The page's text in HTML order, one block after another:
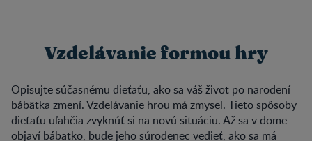
Vzdelávanie formou hry
Opisujte súčasnému dieťaťu, ako sa váš život po narodení
bábätka zmení. Vzdelávanie hrou má zmysel. Tieto spôsoby
dieťaťu uľahčia zvyknúť si na novú situáciu. Až sa v dome
objaví bábätko, bude jeho súrodenec vedieť, ako sa má